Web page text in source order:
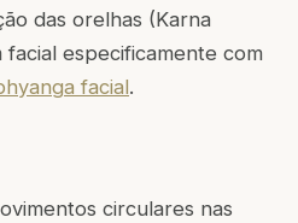
das orelhas (Karna
especificamente com
facial.
circulares nas